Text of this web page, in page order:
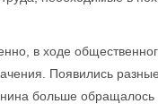
в ходе
Появились
больше